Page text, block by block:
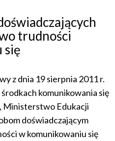
trudności
się
z dnia 19 sierpnia 2011 r.
komunikowania się
Ministerstwo Edukacji
doświadczającym
w komunikowaniu się